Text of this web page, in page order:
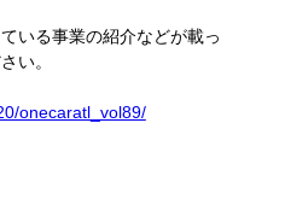
いる事業の紹介などが載っ
い。
onecaratl_vol89/